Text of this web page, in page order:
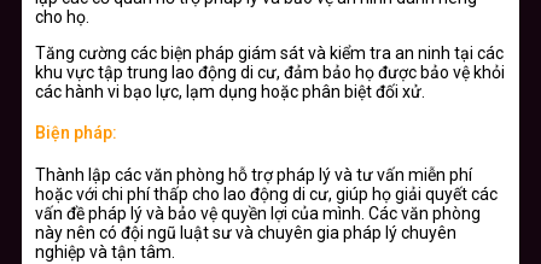
cho họ.
Tăng cường các biện pháp giám sát và kiểm tra an ninh tại các
khu vực tập trung lao động di cư, đảm bảo họ được bảo vệ khỏi
các hành vi bạo lực, lạm dụng hoặc phân biệt đối xử.
Biện pháp:
Thành lập các văn phòng hỗ trợ pháp lý và tư vấn miễn phí
hoặc với chi phí thấp cho lao động di cư, giúp họ giải quyết các
vấn đề pháp lý và bảo vệ quyền lợi của mình. Các văn phòng
này nên có đội ngũ luật sư và chuyên gia pháp lý chuyên
nghiệp và tận tâm.